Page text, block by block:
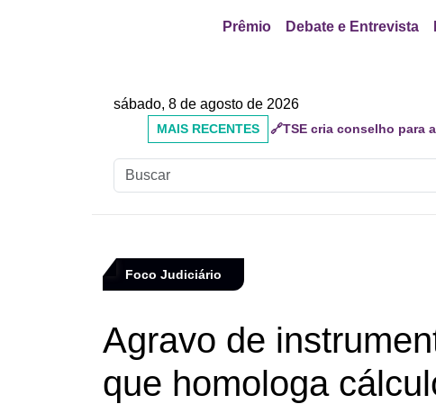
Prêmio Debate e Entrevista
sábado, 8 de agosto de 2026
MAIS
RECENTES
🔗Mauricio do Vôlei quer
inadequados
Foco Judiciário
Agravo de
que homologa